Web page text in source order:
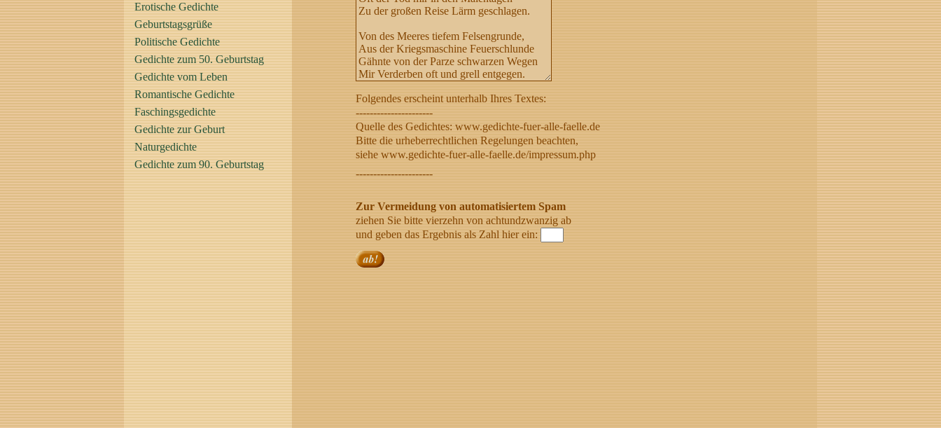
Folgendes erscheint unterhalb Ihres Textes:
----------------------
Quelle des Gedichtes: www.gedichte-fuer-alle-faelle.de
Bitte die urheberrechtlichen Regelungen beachten,
siehe www.gedichte-fuer-alle-faelle.de/impressum.php
----------------------
Zur Vermeidung von automatisiertem Spam
ziehen Sie bitte vierzehn von achtundzwanzig ab
und geben das Ergebnis als Zahl hier ein:
Erotische Gedichte
Geburtstagsgrüße
Politische Gedichte
Gedichte zum 50. Geburtstag
Gedichte vom Leben
Romantische Gedichte
Faschingsgedichte
Gedichte zur Geburt
Naturgedichte
Gedichte zum 90. Geburtstag